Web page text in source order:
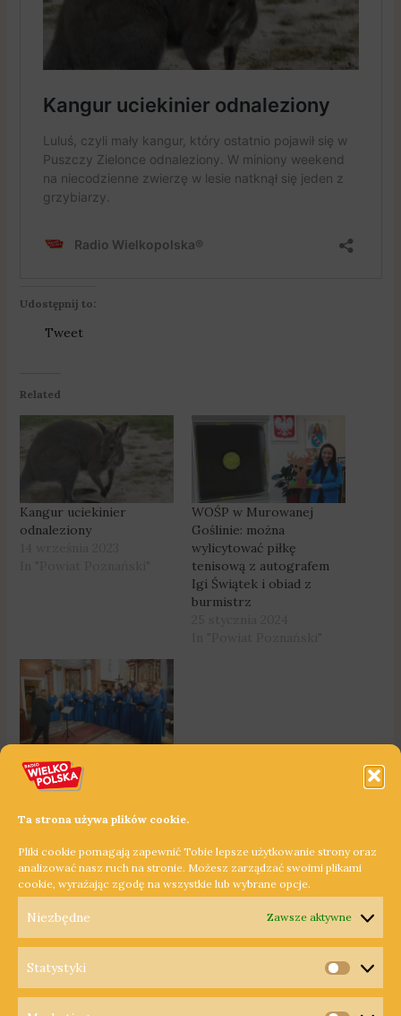
Ta strona używa plików cookie.
Pliki cookie pomagają zapewnić Tobie lepsze użytkowanie strony oraz
analizować nasz ruch na stronie. Możesz zarządzać swoimi plikami
cookie, wyrażając zgodę na wszystkie lub wybrane opcje.
Niezbędne Zawsze aktywne
Statystyki
Udostępnij to:
Tweet
Related
Kangur uciekinier
odnaleziony
WOŚP w Murowanej
Goślinie: można
wylicytować piłkę
tenisową z autografem
Igi Świątek i obiad z
burmistrz
Chóry z Meksyku, USA,
Czech i Ukrainy w
Murowanej Goślinie
In "Powiat Poznański"
Poprzedni Wpis Następny Wpis